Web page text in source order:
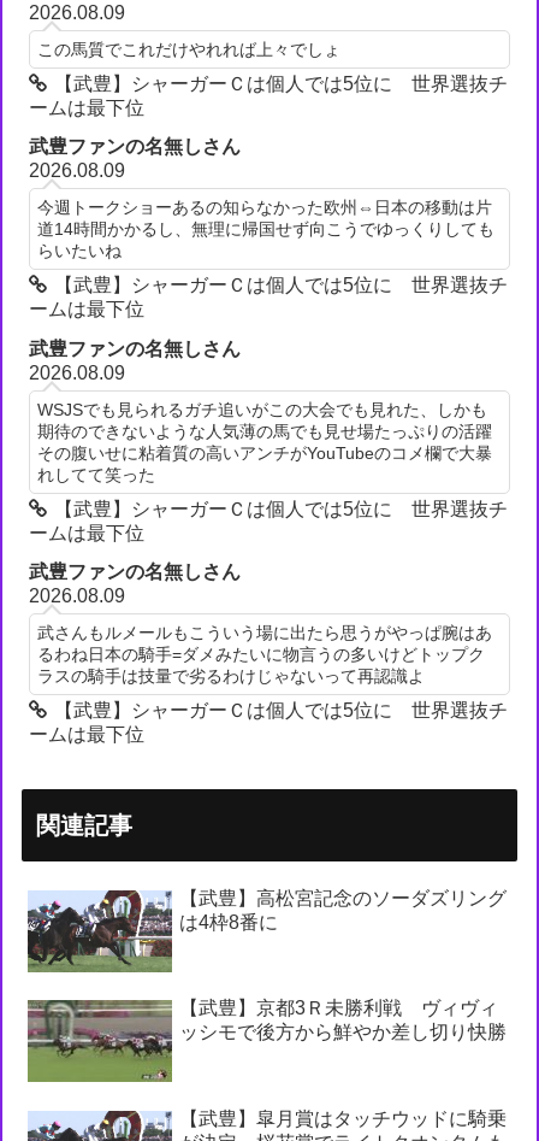
2026.08.09
この馬質でこれだけやれれば上々でしょ
【武豊】シャーガーＣは個人では5位に 世界選抜チ
ームは最下位
武豊ファンの名無しさん
2026.08.09
今週トークショーあるの知らなかった欧州⇔日本の移動は片
道14時間かかるし、無理に帰国せず向こうでゆっくりしても
らいたいね
【武豊】シャーガーＣは個人では5位に 世界選抜チ
ームは最下位
武豊ファンの名無しさん
2026.08.09
WSJSでも見られるガチ追いがこの大会でも見れた、しかも
期待のできないような人気薄の馬でも見せ場たっぷりの活躍
その腹いせに粘着質の高いアンチがYouTubeのコメ欄で大暴
れしてて笑った
【武豊】シャーガーＣは個人では5位に 世界選抜チ
ームは最下位
武豊ファンの名無しさん
2026.08.09
武さんもルメールもこういう場に出たら思うがやっぱ腕はあ
るわね日本の騎手=ダメみたいに物言うの多いけどトップク
ラスの騎手は技量で劣るわけじゃないって再認識よ
【武豊】シャーガーＣは個人では5位に 世界選抜チ
ームは最下位
関連記事
【武豊】高松宮記念のソーダズリング
は4枠8番に
【武豊】京都3Ｒ未勝利戦 ヴィヴィ
ッシモで後方から鮮やか差し切り快勝
【武豊】皐月賞はタッチウッドに騎乗